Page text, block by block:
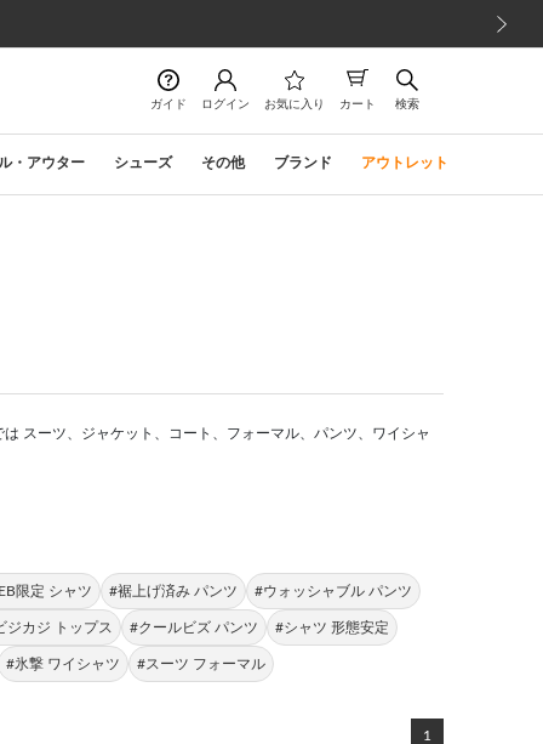
ガイド ログイン お気に入り カート 検索
・アウター シューズ その他 ブランド アウトレット
スーツ、ジャケット、コート、フォーマル、パンツ、ワイシャ
限定 シャツ #裾上げ済み パンツ #ウォッシャブル パンツ
ジカジ トップス #クールビズ パンツ #シャツ 形態安定
#氷撃 ワイシャツ #スーツ フォーマル
1